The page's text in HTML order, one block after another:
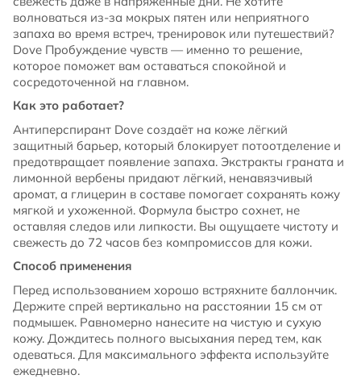
волноваться из-за мокрых пятен или неприятного
запаха во время встреч, тренировок или путешествий?
Dove Пробуждение чувств — именно то решение,
которое поможет вам оставаться спокойной и
сосредоточенной на главном.
Как это работает?
Антиперспирант Dove создаёт на коже лёгкий
защитный барьер, который блокирует потоотделение и
предотвращает появление запаха. Экстракты граната и
лимонной вербены придают лёгкий, ненавязчивый
аромат, а глицерин в составе помогает сохранять кожу
мягкой и ухоженной. Формула быстро сохнет, не
оставляя следов или липкости. Вы ощущаете чистоту и
свежесть до 72 часов без компромиссов для кожи.
Способ применения
Перед использованием хорошо встряхните баллончик.
Держите спрей вертикально на расстоянии 15 см от
подмышек. Равномерно нанесите на чистую и сухую
кожу. Дождитесь полного высыхания перед тем, как
одеваться. Для максимального эффекта используйте
ежедневно.